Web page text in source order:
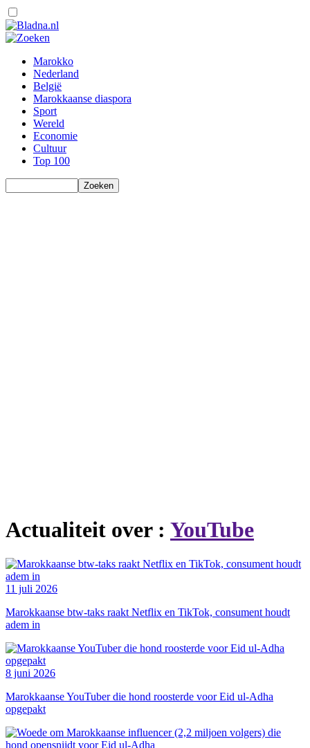
Marokko
Nederland
België
Marokkaanse diaspora
Sport
Wereld
Economie
Cultuur
Top 100
Actualiteit over : YouTube
11 juli 2026
Marokkaanse btw-taks raakt Netflix en TikTok, consument houdt
adem in
8 juni 2026
Marokkaanse YouTuber die hond roosterde voor Eid ul-Adha
opgepakt